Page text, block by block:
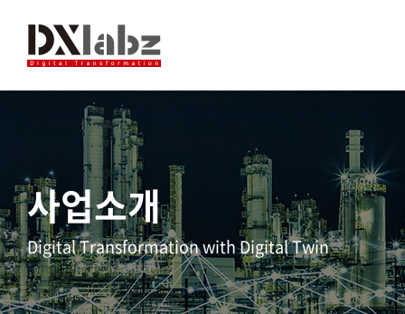
사업소개
Digital Transformation with Digital Twin